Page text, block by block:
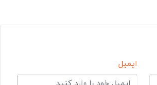
ایمیل